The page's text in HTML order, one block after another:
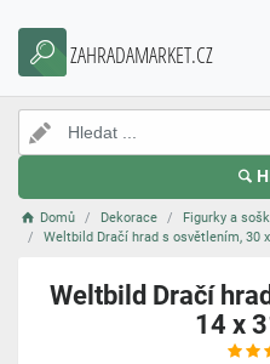
ZAHRADAMARKET.CZ
Domů Dekorace Figurky a
Weltbild Dračí hrad s osvětlením, 30
Weltbild Dračí
14 x